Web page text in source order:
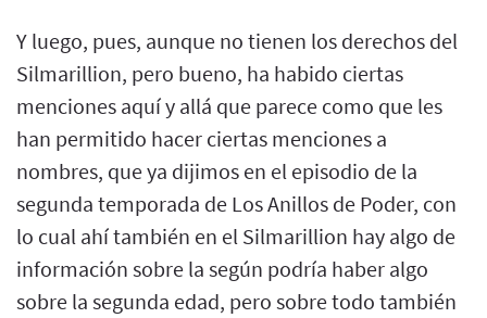
Y luego, pues, aunque no tienen los derechos del
Silmarillion, pero bueno, ha habido ciertas
menciones aquí y allá que parece como que les
han permitido hacer ciertas menciones a
nombres, que ya dijimos en el episodio de la
segunda temporada de Los Anillos de Poder, con
lo cual ahí también en el Silmarillion hay algo de
información sobre la según podría haber algo
sobre la segunda edad, pero sobre todo también